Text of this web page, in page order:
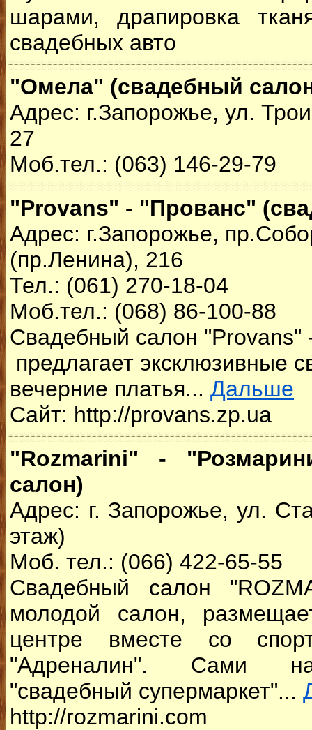
шарами, драпировка
свадебных авто
"Омела" (свадебный
Адрес: г.Запорожье, ул.
27
Моб.тел.: (063) 146-29-79
"Provans" - "Прованс"
Адрес: г.Запорожье,
(пр.Ленина), 216
Тел.: (061) 270-18-04
Моб.тел.: (068) 86-100-88
Свадебный салон "Provans"
предлагает эксклюзивные
вечерние платья... Дальше
Сайт: http://provans.zp.ua
"Rozmarini" -
салон)
Адрес: г. Запорожье, ул.
этаж)
Моб. тел.: (066) 422-65-55
Свадебный салон
молодой салон,
центре вместе со
"Адреналин". Сами
"свадебный супермаркет"...
http://rozmarini.com